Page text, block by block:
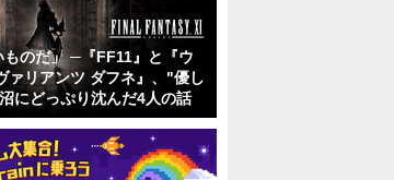
ものだ」 ─『FF11』と『ウ
ァリアンツ ダフネ』、"優し
にどっぷり沈んだ4人の話